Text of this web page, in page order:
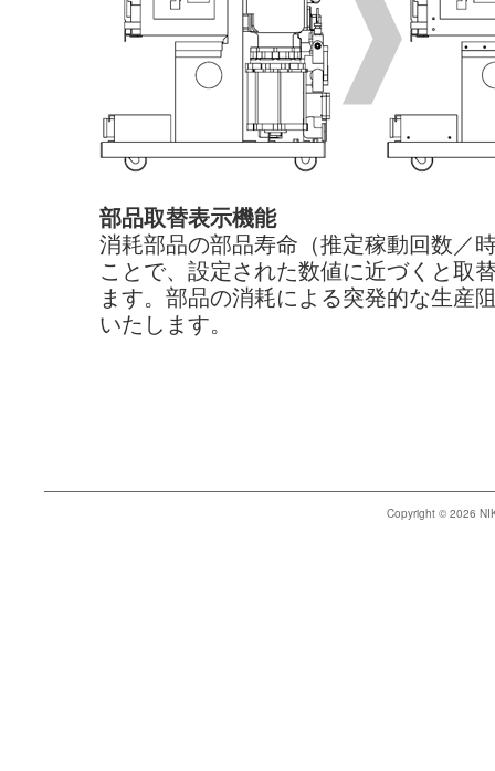
部品取替表示機能
消耗部品の部品寿命（推定稼動回数／
ことで、設定された数値に近づくと取
ます。部品の消耗による突発的な生産
いたします。
Copyright © 2026